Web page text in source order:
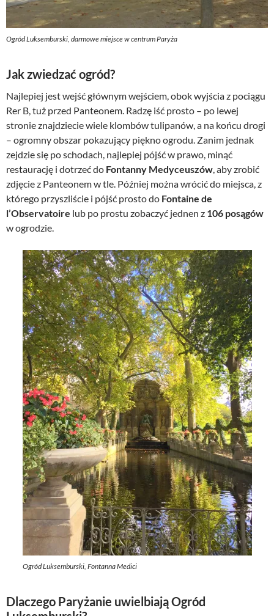
Ogród Luksemburski, darmowe miejsce w centrum Paryża
Jak zwiedzać ogród?
Najlepiej jest wejść głównym wejściem, obok wyjścia z pociągu
Rer B, tuż przed Panteonem. Radzę iść prosto – po lewej
stronie znajdziecie wiele klombów tulipanów, a na końcu drogi
– ogromny obszar pokazujący piękno ogrodu. Zanim jednak
zejdzie się po schodach, najlepiej pójść w prawo, minąć
restaurację i dotrzeć do Fontanny Medyceuszów, aby zrobić
zdjęcie z Panteonem w tle. Później można wrócić do miejsca, z
którego przyszliście i pójść prosto do Fontaine de
l’Observatoire lub po prostu zobaczyć jednen z 106 posągów
w ogrodzie.
Ogród Luksemburski, Fontanna Medici
Dlaczego Paryżanie uwielbiają Ogród